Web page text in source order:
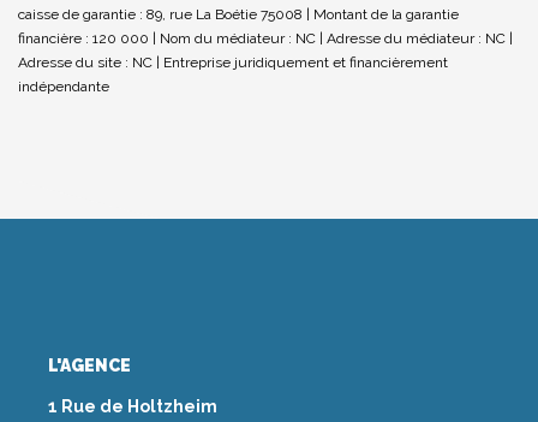
caisse de garantie : 89, rue La Boétie 75008 | Montant de la garantie
financière : 120 000 | Nom du médiateur : NC | Adresse du médiateur : NC |
Adresse du site : NC | Entreprise juridiquement et financièrement
indépendante
L'AGENCE
1 Rue de Holtzheim